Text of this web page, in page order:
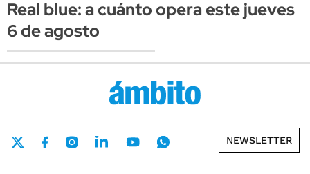
Real blue: a cuánto opera este jueves
6 de agosto
NEWSLETTER